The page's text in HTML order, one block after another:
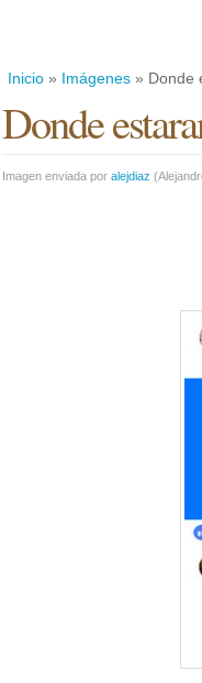
Inicio » Imágenes » Donde
Donde
Imagen enviada por alejdiaz (